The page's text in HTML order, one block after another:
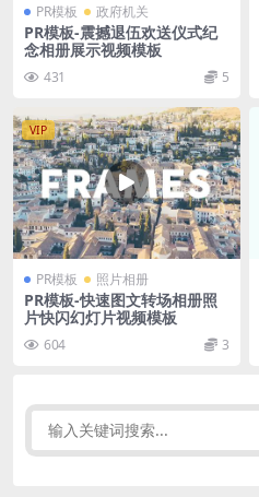
PR模板 政府机关
PR模板-震撼退伍欢送仪式纪
念相册展示视频模板
431 5
VIP
PR模板 照片相册
PR模板-快速图文转场相册照
片快闪幻灯片视频模板
604 3